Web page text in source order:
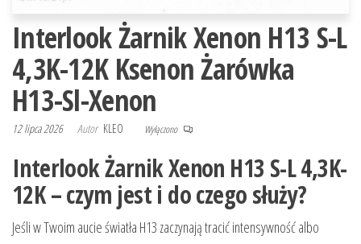
Interlook Żarnik Xenon H13 S-L
4,3K-12K Ksenon Żarówka
H13-Sl-Xenon
12 lipca 2026 Autor KLEO Wyłączono
Interlook Żarnik Xenon H13 S-L 4,3K-
12K – czym jest i do czego służy?
Jeśli w Twoim aucie światła H13 zaczynają tracić intensywność albo